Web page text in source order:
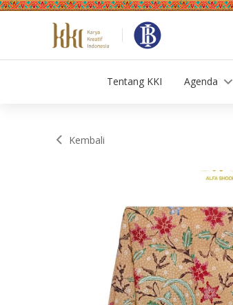
Tentang KKI Agenda
Kembali